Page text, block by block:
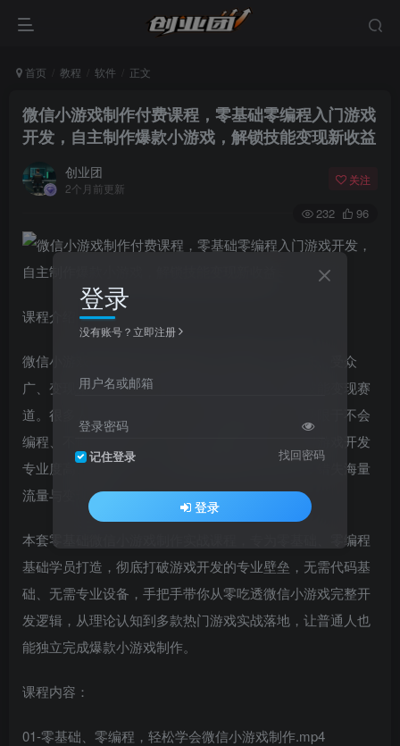
首页 教程 软件 正文
微信小游戏制作付费课程，零基础零编程入门游戏
开发，自主制作爆款小游戏，解锁技能变现新收益
创业团
2个月前更新
关注
232 96
课程介绍
微信小游戏依托微信庞大流量池，传播快、门槛低、受众
广、变现渠道丰富，是当下极具潜力的轻创业与技能变现赛
道。很多人想入局游戏创作、尝试副业增收，但受限于不会
编程、不懂开发逻辑、不了解游戏制作流程，觉得游戏开发
专业度高、难以入门，始终无法落地自己的创意，错失海量
流量与变现机会。
本套零基础微信小游戏制作实战课程，专为零基础、零编程
基础学员打造，彻底打破游戏开发的专业壁垒，无需代码基
础、无需专业设备，手把手带你从零吃透微信小游戏完整开
发逻辑，从理论认知到多款热门游戏实战落地，让普通人也
能独立完成爆款小游戏制作。
课程内容：
01-零基础、零编程，轻松学会微信小游戏制作.mp4
登录
没有账号？立即注册
用户名或邮箱
登录密码
记住登录 找回密码
登录